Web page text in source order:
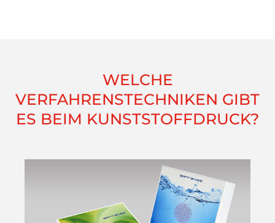
WELCHE
VERFAHRENSTECHNIKEN GIBT
ES BEIM KUNSTSTOFFDRUCK?